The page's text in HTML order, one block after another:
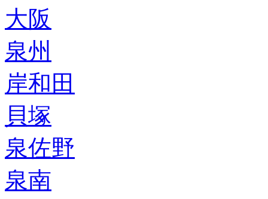
大阪
泉州
岸和田
貝塚
泉佐野
泉南